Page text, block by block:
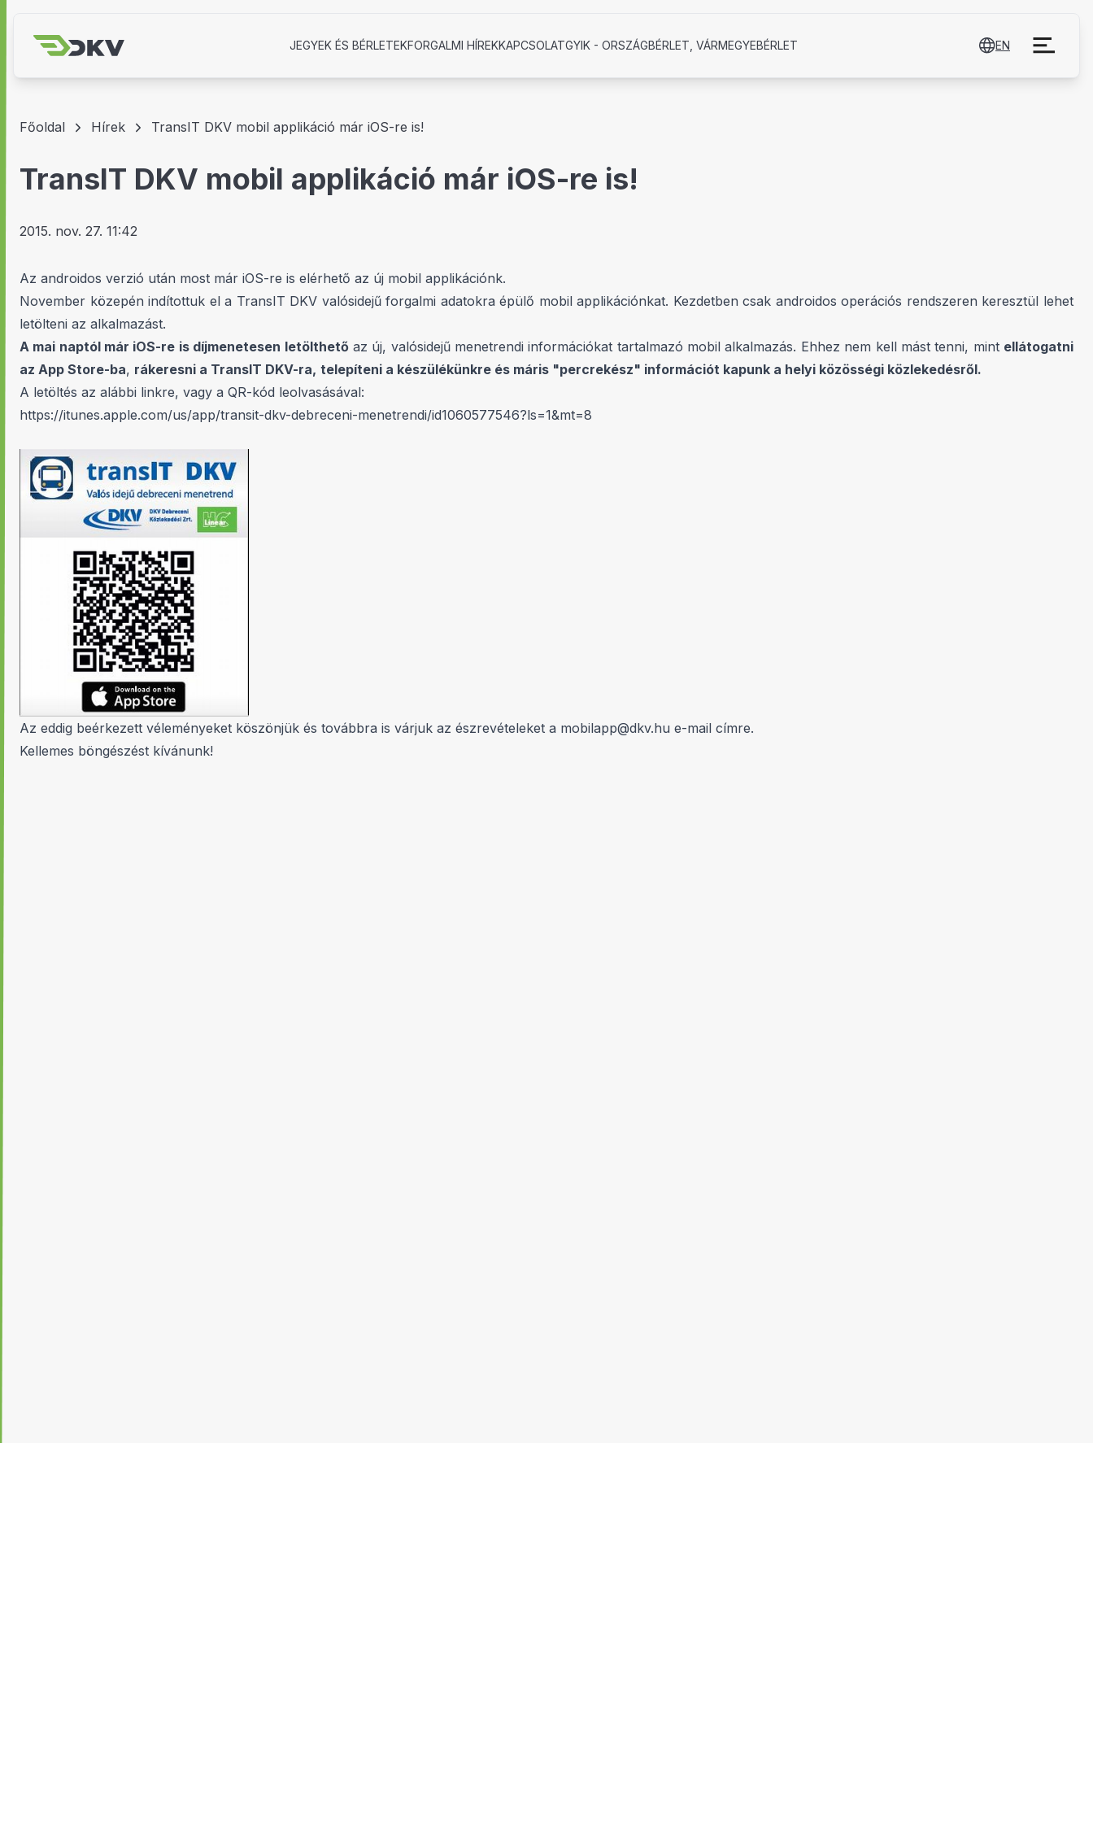
JEGYEK ÉS BÉRLETEKFORGALMI HÍREKKAPCSOLATGYIK - ORSZÁGBÉRLET, VÁRMEGYE­BÉRLET EN
Főoldal Hírek TransIT DKV mobil applikáció már iOS-re is!
TransIT DKV mobil applikáció már iOS-re is!
2015. nov. 27. 11:42
Az androidos verzió után most már iOS-re is elérhető az új mobil applikációnk.
November közepén indítottuk el a TransIT DKV valósidejű forgalmi adatokra épülő mobil applikációnkat. Kezdetben csak androidos operációs rendszeren keresztül lehet
letölteni az alkalmazást.
A mai naptól már iOS-re is díjmenetesen letölthetőaz új, valósidejű menetrendi információkat tartalmazó mobil alkalmazás. Ehhez nem kell mást tenni, mint ellátogatni
az App Store-ba, rákeresni a TransIT DKV-ra, telepíteni a készülékünkre és máris "percrekész" információt kapunk a helyi közösségi közlekedésről.
A letöltés az alábbi linkre, vagy a QR-kód leolvasásával:
https://itunes.apple.com/us/app/transit-dkv-debreceni-menetrendi/id1060577546?ls=1&mt=8
Az eddig beérkezett véleményeket köszönjük és továbbra is várjuk az észrevételeket a mobilapp@dkv.hu e-mail címre.
Kellemes böngészést kívánunk!